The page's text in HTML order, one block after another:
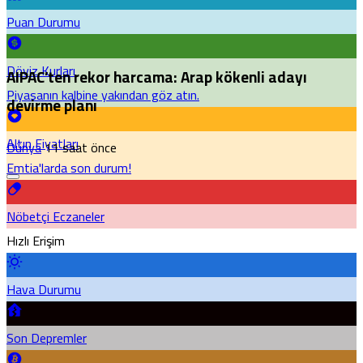
Puan Durumu
Döviz Kurları
Piyasanın kalbine yakından göz atın.
Altın Fiyatları
Emtia'larda son durum!
Nöbetçi Eczaneler
Hızlı Erişim
Hava Durumu
Son Depremler
AIPAC’ten rekor harcama: Arap kökenli adayı
devirme planı
Dünya11 saat önce